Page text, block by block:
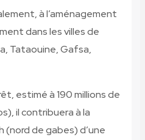
à l’aménagement
dans les villes de
Tataouine, Gafsa,
estimé à 190 millions de
il contribuera à la
(nord de gabes) d’une